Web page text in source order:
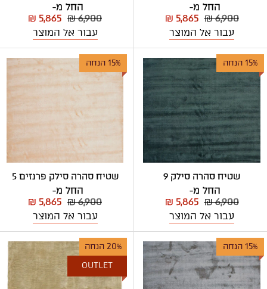
החל מ-
₪ 6,900
₪ 5,865
עבור אל המוצר
החל מ-
₪ 6,900
₪ 5,865
עבור אל המוצר
15% הנחה
שטיח סהרה סילק 9
החל מ-
₪ 6,900
₪ 5,865
עבור אל המוצר
15% הנחה
שטיח סהרה סילק פרנזים 5
החל מ-
₪ 6,900
₪ 5,865
עבור אל המוצר
15% הנחה
20% הנחה
OUTLET